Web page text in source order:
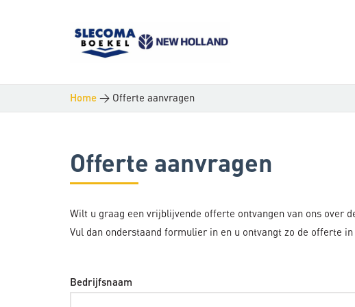
Home > Offerte aanvragen
Offerte aanvragen
Wilt u graag een vrijblijvende offerte ontvangen van ons over
Vul dan onderstaand formulier in en u ontvangt zo de offerte
Bedrijfsnaam